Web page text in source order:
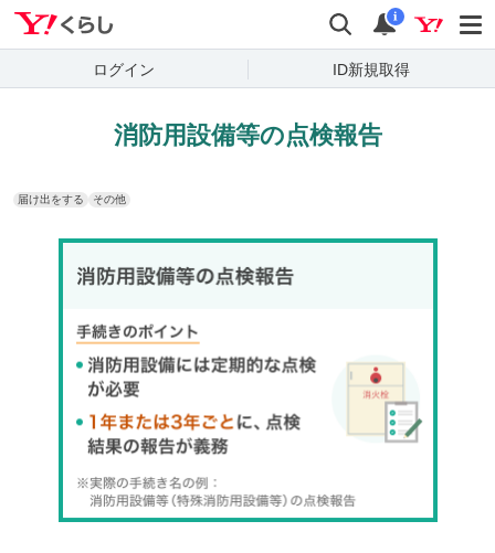
検索 通知
i
ログイン ID新規取得
消防用設備等の点検報告
届け出をする その他